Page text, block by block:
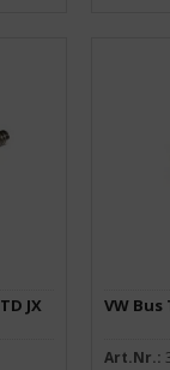
JX
VW Bus
Art.Nr.: